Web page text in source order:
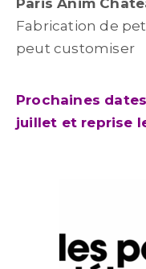
Fabrication de
peut customiser
Prochaines
juillet et reprise